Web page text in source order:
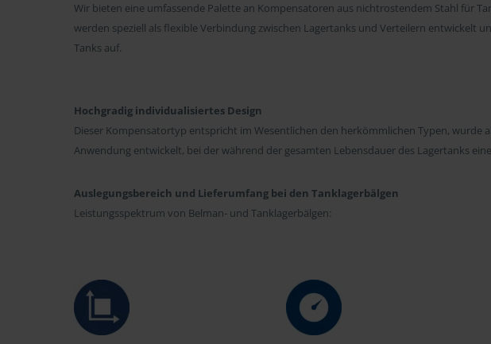
Wir bieten eine umfassende Palette an Kompensatoren aus nichtrostendem Stahl für
werden speziell als flexible Verbindung zwischen Lagertanks und Verteilern entwickelt
Tanks auf.
Hochgradig individualisiertes Design
Dieser Kompensatortyp entspricht im Wesentlichen den herkömmlichen Typen, wurde
Anwendung entwickelt, bei der während der gesamten Lebensdauer des Lagertanks
Auslegungsbereich und Lieferumfang bei den Tanklagerbälgen
Leistungsspektrum von Belman- und Tanklagerbälgen: